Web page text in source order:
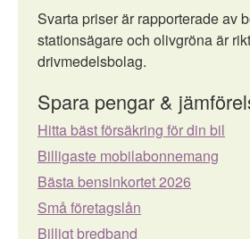
Svarta priser är rapporterade av
stationsägare och olivgröna är
drivmedelsbolag.
Spara pengar &
Hitta bäst försäkring för din bil
Billigaste mobilabonnemang
Bästa bensinkortet 2026
Små företagslån
Billigt bredband